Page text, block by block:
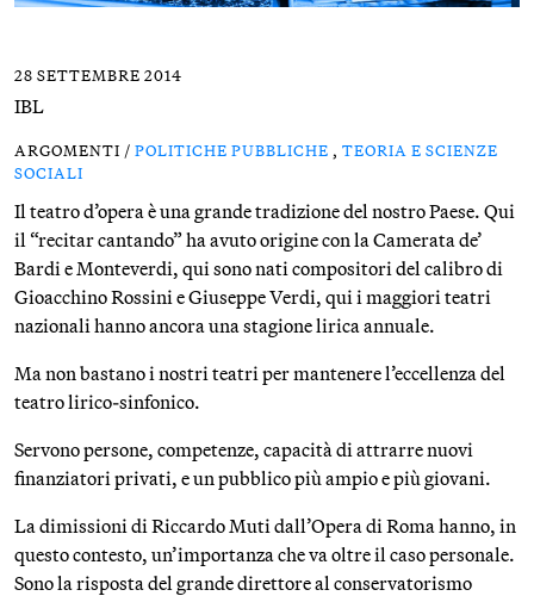
28 SETTEMBRE 2014
IBL
ARGOMENTI / POLITICHE PUBBLICHE , TEORIA E SCIENZE
SOCIALI
Il teatro d’opera è una grande tradizione del nostro Paese. Qui
il “recitar cantando” ha avuto origine con la Camerata de’
Bardi e Monteverdi, qui sono nati compositori del calibro di
Gioacchino Rossini e Giuseppe Verdi, qui i maggiori teatri
nazionali hanno ancora una stagione lirica annuale.
Ma non bastano i nostri teatri per mantenere l’eccellenza del
teatro lirico-sinfonico.
Servono persone, competenze, capacità di attrarre nuovi
finanziatori privati, e un pubblico più ampio e più giovani.
La dimissioni di Riccardo Muti dall’Opera di Roma hanno, in
questo contesto, un’importanza che va oltre il caso personale.
Sono la risposta del grande direttore al conservatorismo